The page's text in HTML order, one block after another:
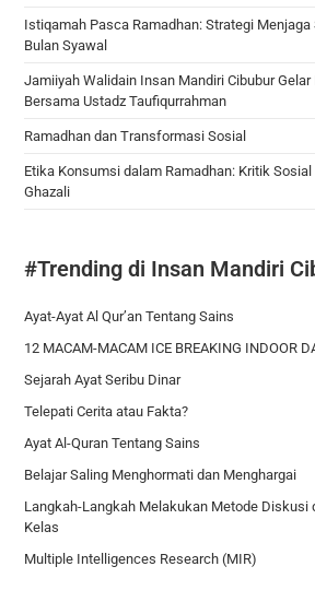
Istiqamah Pasca Ramadhan: Strategi
Bulan Syawal
Jamiiyah Walidain Insan Mandiri Cibubur
Bersama Ustadz Taufiqurrahman
Ramadhan dan Transformasi Sosial
Etika Konsumsi dalam Ramadhan: Kritik
Ghazali
#Trending di Insan Mandiri
Ayat-Ayat Al Qur’an Tentang Sains
12 MACAM-MACAM ICE BREAKING INDOOR
Sejarah Ayat Seribu Dinar
Telepati Cerita atau Fakta?
Ayat Al-Quran Tentang Sains
Belajar Saling Menghormati dan Menghargai
Langkah-Langkah Melakukan Metode Diskusi
Kelas
Multiple Intelligences Research (MIR)